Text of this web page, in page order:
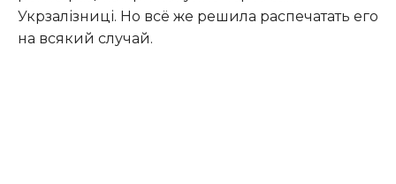
Укрзалізниці. Но всё же решила распечатать его
на всякий случай.